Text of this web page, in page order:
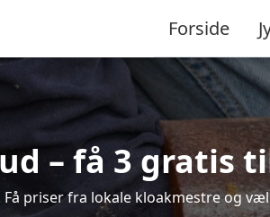
Forside
– få 3 gratis
priser fra lokale kloakmestre og